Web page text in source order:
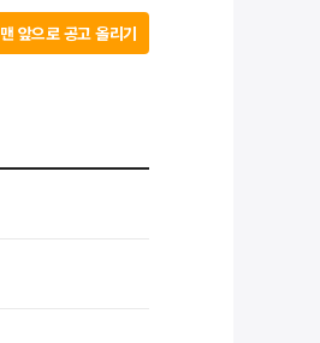
맨 앞으로 공고 올리기